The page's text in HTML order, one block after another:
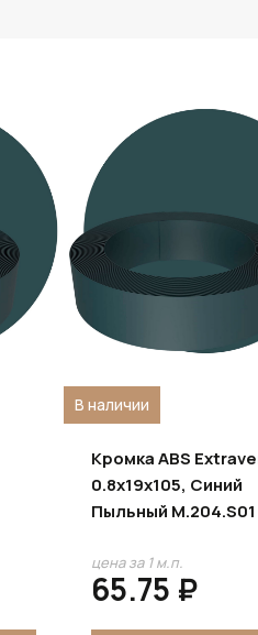
В наличии
Кромка ABS
0.8х19х105, Синий
Пыльный M.204.S01
цена за 1 м.п.
65.75 ₽